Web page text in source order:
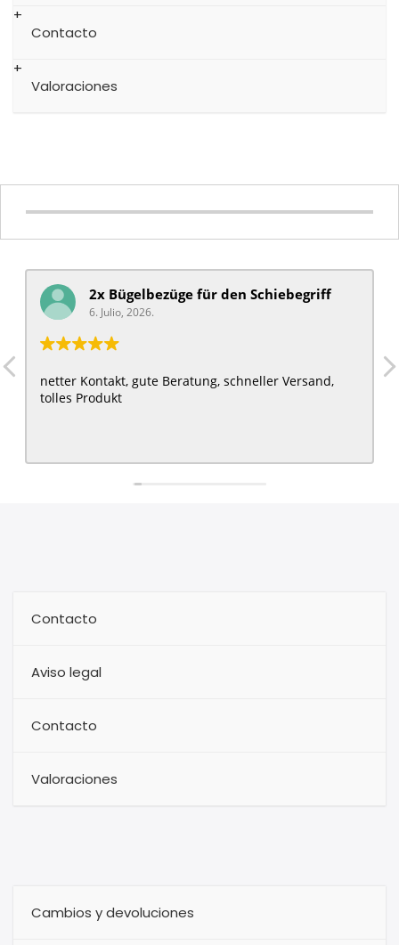
Contacto
Valoraciones
2x Bügelbezüge für ​den Schiebegriff
6. Julio, 2026.
netter Kontakt, gute Beratung, schneller Versand,
tolles Produkt
Contacto
Aviso legal
Contacto
Valoraciones
Cambios y devoluciones